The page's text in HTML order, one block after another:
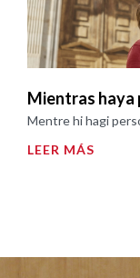
Mientras haya
Mentre hi hagi
LEER MÁS